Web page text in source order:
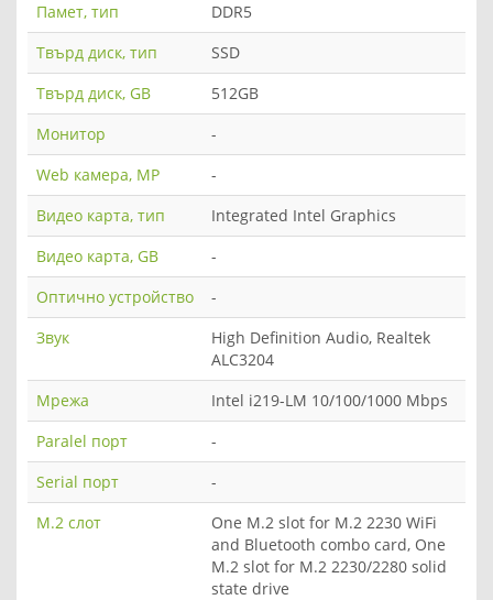
Памет, тип
DDR5
Твърд диск, тип
SSD
Твърд диск, GB
512GB
Монитор
-
Web камера, MP
-
Видео карта, тип
Integrated Intel Graphics
Видео карта, GB
-
Оптично устройство
-
Звук
High Definition Audio, Realtek
ALC3204
Мрежа
Intel i219-LM 10/100/1000 Mbps
Paralel порт
-
Serial порт
-
M.2 слот
One M.2 slot for M.2 2230 WiFi
and Bluetooth combo card, One
M.2 slot for M.2 2230/2280 solid
state drive